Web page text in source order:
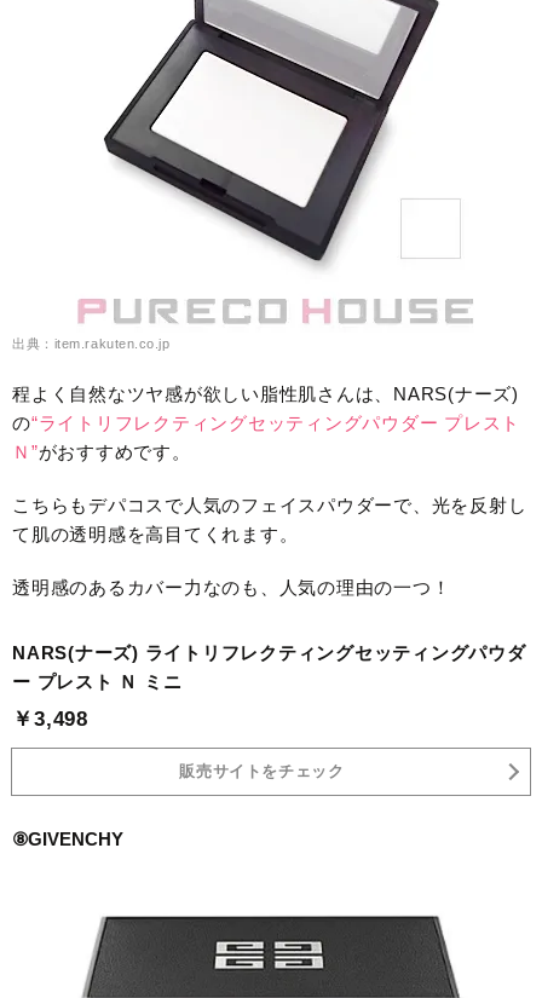
出典：item.rakuten.co.jp
程よく自然なツヤ感が欲しい脂性肌さんは、NARS(ナーズ)
の“ライトリフレクティングセッティングパウダー プレスト
Ｎ”がおすすめです。
こちらもデパコスで人気のフェイスパウダーで、光を反射し
て肌の透明感を高目てくれます。
透明感のあるカバー力なのも、人気の理由の一つ！
NARS(ナーズ) ライトリフレクティングセッティングパウダ
ー プレスト Ｎ ミニ
￥3,498
販売サイトをチェック
⑧GIVENCHY